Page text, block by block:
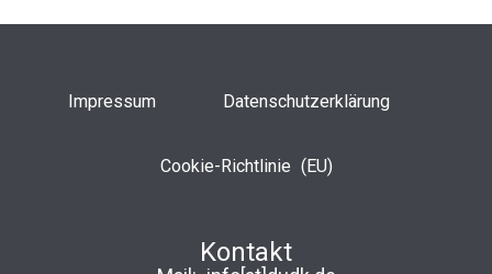
Impressum Datenschutzerklärung
Cookie-Richtlinie (EU)
Kontakt